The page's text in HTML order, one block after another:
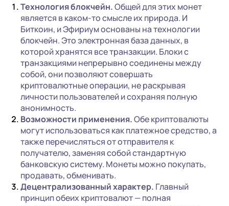
Технология блокчейн.Общей для этих монет
является в каком-то смысле их природа. И
Биткоин, и Эфириум основаны на технологии
блокчейн. Это электронная база данных, в
которой хранятся все транзакции. Блоки с
транзакциями непрерывно соединены между
собой, они позволяют совершать
криптовалютные операции, не раскрывая
личности пользователей и сохраняя полную
анонимность.
Возможности применения.Обе криптовалюты
могут использоваться как платежное средство, а
также перечисляться от отправителя к
получателю, заменяя собой стандартную
банковскую систему. Монеты можно покупать,
продавать, обменивать.
Децентрализованный характер. Главный
принцип обеих криптовалют — полная